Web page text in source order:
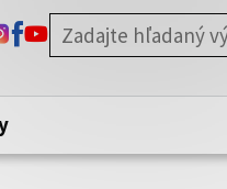
Zabezpečená
webového sídla.
SA OTVORÍ NA NOVEJ
ODKAZ SA OTVORÍ NA
ODKAZ SA OTVORÍ NA